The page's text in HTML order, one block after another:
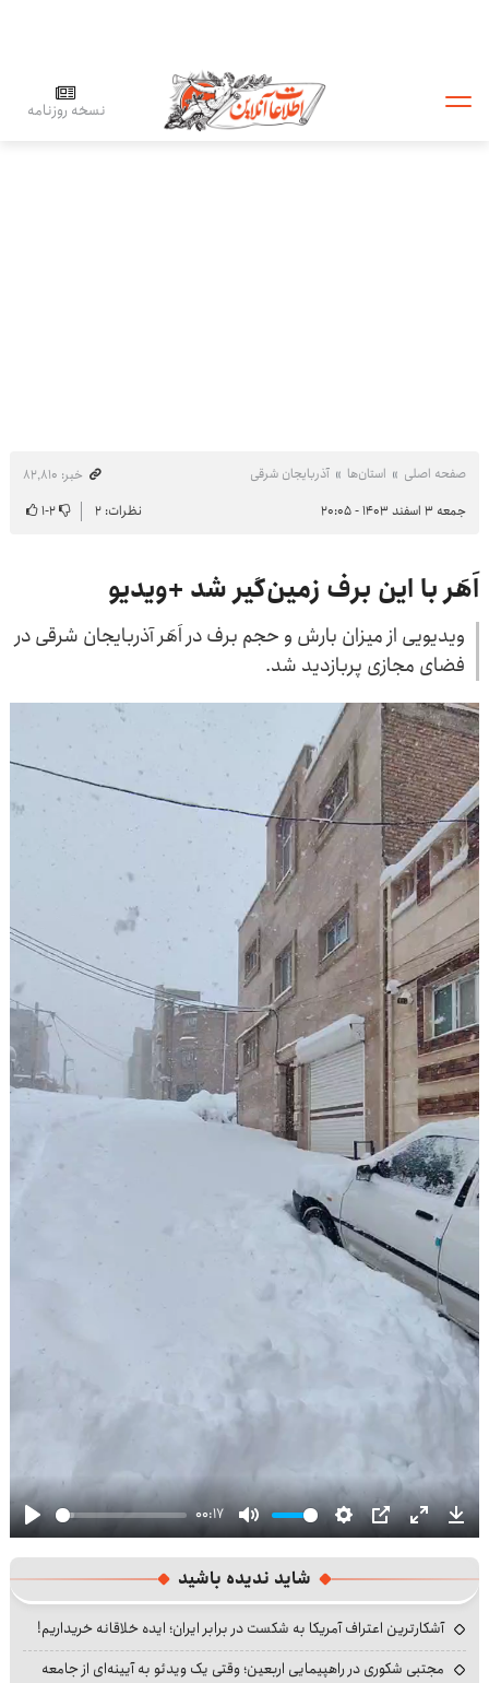
نسخه روزنامه
صفحه اصلی استان‌ها آذربایجان شرقی
خبر: ۸۲٬۸۱۰
جمعه ۳ اسفند ۱۴۰۳ - ۲۰:۰۵
نظرات: ۲ ۲-۱
اَهَر با این برف زمین‌گیر شد +ویدیو
ویدیویی از میزان بارش و حجم برف در اَهَر آذربایجان شرقی در
فضای مجازی پربازدید شد.
Play
00:17
Mute Settings
PIP Enter
شاید ندیده باشید
آشکارترین اعتراف آمریکا به شکست در برابر ایران؛ ایده خلاقانه خریداریم!
مجتبی شکوری در راهپیمایی اربعین؛ وقتی یک ویدئو به آیینه‌ای از جامعه